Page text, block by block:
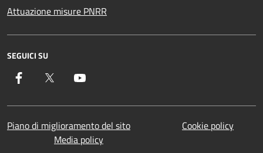
Attuazione misure PNRR
SEGUICI SU
Facebook Twitter
Piano di miglioramento del sito
Cookie policy
Media policy